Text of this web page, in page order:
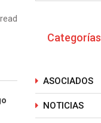
Categorías
ASOCIADOS
NOTICIAS